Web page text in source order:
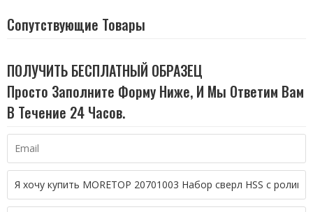
Сопутствующие Товары
ПОЛУЧИТЬ БЕСПЛАТНЫЙ ОБРАЗЕЦ
Просто Заполните Форму Ниже, И Мы Ответим Вам
В Течение 24 Часов.